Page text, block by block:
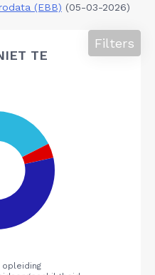
(EBB) (05-03-2026)
TE
Filters